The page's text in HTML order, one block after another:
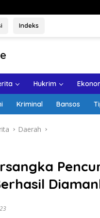
Sehari
Indeks
Hukrim
Kriminal Bansos
Daerah